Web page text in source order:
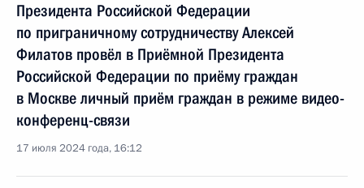
Президента Российской Федерации
по приграничному сотрудничеству Алексей
Филатов провёл в Приёмной Президента
Российской Федерации по приёму граждан
в Москве личный приём граждан в режиме видео-
конференц-связи
17 июля 2024 года, 16:12